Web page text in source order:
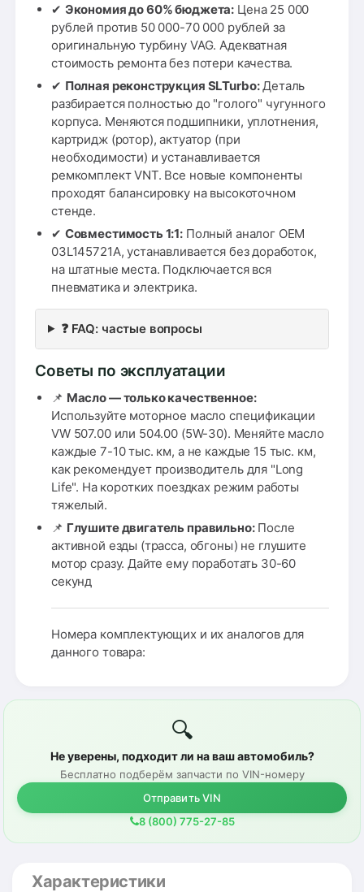
✔ Экономия до 60% бюджета: Цена 25 000
рублей против 50 000-70 000 рублей за
оригинальную турбину VAG. Адекватная
стоимость ремонта без потери качества.
✔ Полная реконструкция SLTurbo:Деталь
разбирается полностью до "голого" чугунного
корпуса. Меняются подшипники, уплотнения,
картридж (ротор), актуатор (при
необходимости) и устанавливается
ремкомплект VNT. Все новые компоненты
проходят балансировку на высокоточном
стенде.
✔ Совместимость 1:1: Полный аналог OEM
03L145721A, устанавливается без доработок,
на штатные места. Подключается вся
пневматика и электрика.
❓ FAQ: частые вопросы
Советы по эксплуатации
📌 Масло — только качественное:
Используйте моторное масло спецификации
VW 507.00 или 504.00 (5W-30). Меняйте масло
каждые 7-10 тыс. км, а не каждые 15 тыс. км,
как рекомендует производитель для "Long
Life". На коротких поездках режим работы
тяжелый.
📌 Глушите двигатель правильно:После
активной езды (трасса, обгоны) не глушите
мотор сразу. Дайте ему поработать 30-60
секунд
Номера комплектующих и их аналогов для
данного товара:
🔍
Не уверены, подходит ли на ваш автомобиль?
Бесплатно подберём запчасти по VIN-номеру
Отправить VIN
8 (800) 775-27-85
Характеристики